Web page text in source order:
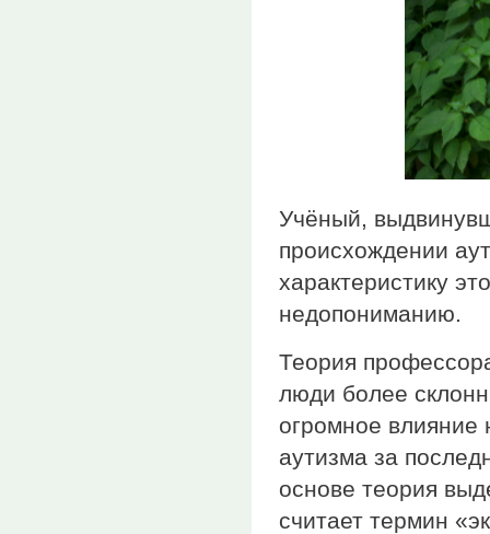
Учёный,
происхождении
характеристику
недопониманию.
Теория
люди более
огромное влияние
аутизма за
основе теория
считает термин